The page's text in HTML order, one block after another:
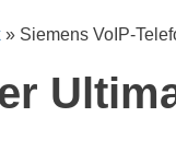
» Siemens VoIP-